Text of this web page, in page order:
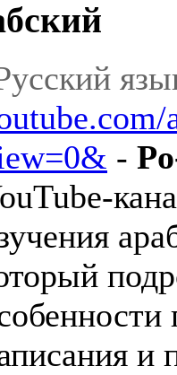
-
и